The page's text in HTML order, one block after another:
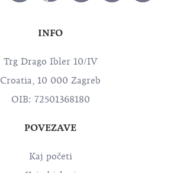
INFO
Trg Drago Ibler 10/IV
Croatia, 10 000 Zagreb
OIB: 72501368180
POVEZAVE
Kaj početi